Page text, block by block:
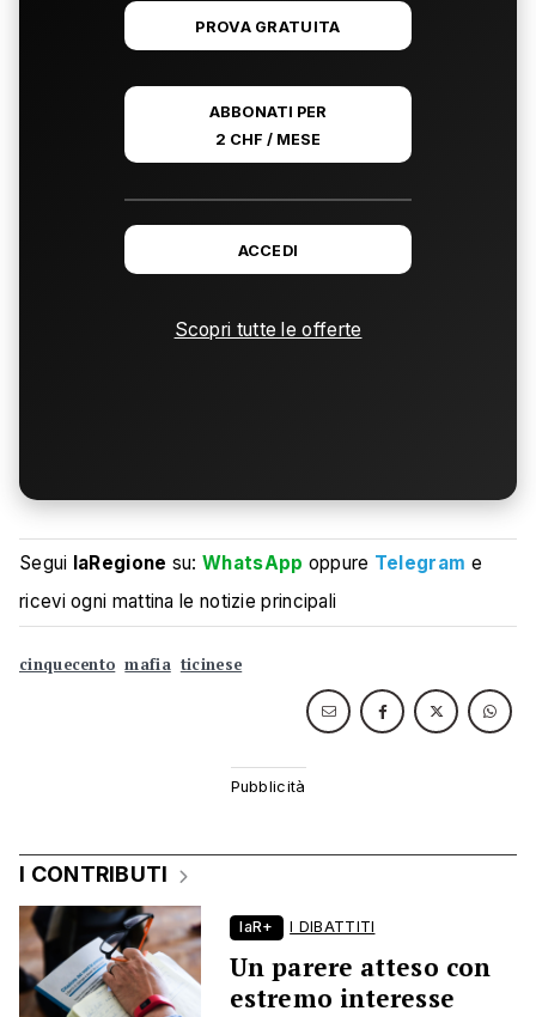
PROVA GRATUITA
ABBONATI PER
2 CHF / MESE
ACCEDI
Scopri tutte le offerte
Segui laRegione su:WhatsApp oppure Telegram e
ricevi ogni mattina le notizie principali
cinquecento mafia ticinese
I CONTRIBUTI
laR+ I DIBATTITI
Un parere atteso con
estremo interesse